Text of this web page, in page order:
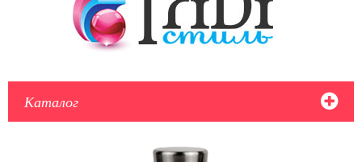
Каталог